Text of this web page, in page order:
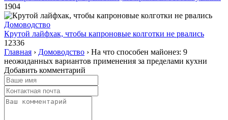
1904
Домоводство
Крутой лайфхак, чтобы капроновые колготки не рвались
12336
Главная › Домоводство › На что способен майонез: 9
неожиданных вариантов применения за пределами кухни
Добавить комментарий